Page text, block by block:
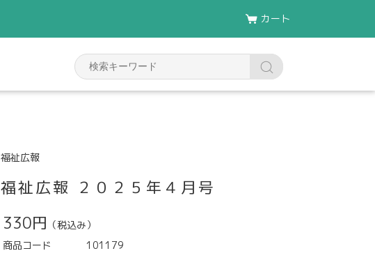
カート
福祉広報
福祉広報 ２０２５年４月号
330円 （税込み）
商品コード
101179